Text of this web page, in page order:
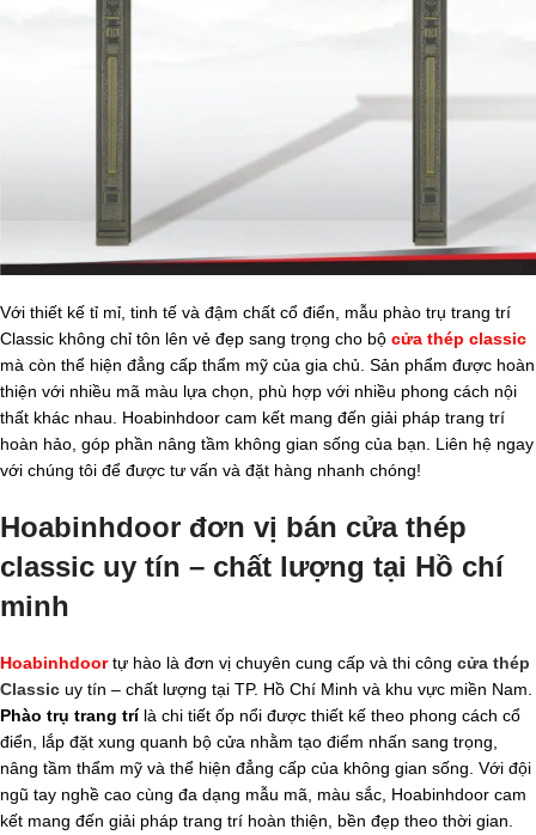
Với thiết kế tỉ mỉ, tinh tế và đậm chất cổ điển, mẫu phào trụ trang trí
Classic không chỉ tôn lên vẻ đẹp sang trọng cho bộ cửa thép classic
mà còn thể hiện đẳng cấp thẩm mỹ của gia chủ. Sản phẩm được hoàn
thiện với nhiều mã màu lựa chọn, phù hợp với nhiều phong cách nội
thất khác nhau. Hoabinhdoor cam kết mang đến giải pháp trang trí
hoàn hảo, góp phần nâng tầm không gian sống của bạn. Liên hệ ngay
với chúng tôi để được tư vấn và đặt hàng nhanh chóng!
Hoabinhdoor đơn vị bán cửa thép
classic uy tín – chất lượng tại Hồ chí
minh
Hoabinhdoortự hào là đơn vị chuyên cung cấp và thi công cửa thép
Classic uy tín – chất lượng tại TP. Hồ Chí Minh và khu vực miền Nam.
Phào trụ trang trílà chi tiết ốp nổi được thiết kế theo phong cách cổ
điển, lắp đặt xung quanh bộ cửa nhằm tạo điểm nhấn sang trọng,
nâng tầm thẩm mỹ và thể hiện đẳng cấp của không gian sống. Với đội
ngũ tay nghề cao cùng đa dạng mẫu mã, màu sắc, Hoabinhdoor cam
kết mang đến giải pháp trang trí hoàn thiện, bền đẹp theo thời gian.